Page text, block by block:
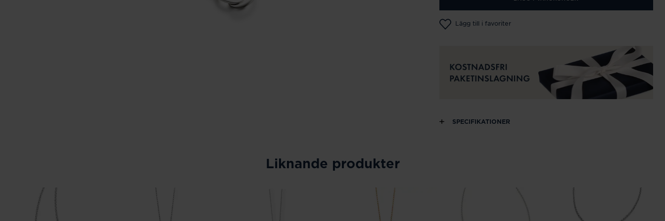
Lägg till i favoriter
SPECIFIKATIONER
Liknande produkter